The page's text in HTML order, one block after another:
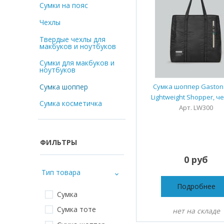
Сумка шоппер Gaston
Lightweight Shopper,
Арт. LW300
0 руб
Подробнее
нет на складе
Сумки на пояс
Чехлы
Твердые чехлы для
макбуков и ноутбуков
Сумки для макбуков и
ноутбуков
Сумка шоппер
Сумка косметичка
ФИЛЬТРЫ
Тип товара
Сумка
Сумка тоте